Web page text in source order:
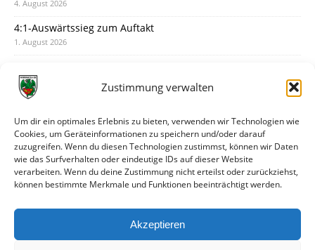
Zustimmung verwalten
Um dir ein optimales Erlebnis zu bieten, verwenden wir Technologien wie
Cookies, um Geräteinformationen zu speichern und/oder darauf
zuzugreifen. Wenn du diesen Technologien zustimmst, können wir Daten
wie das Surfverhalten oder eindeutige IDs auf dieser Website
verarbeiten. Wenn du deine Zustimmung nicht erteilst oder zurückziehst,
können bestimmte Merkmale und Funktionen beeinträchtigt werden.
Akzeptieren
4. August 2026
4:1-Auswärtssieg zum Auftakt
1. August 2026
31. Juli 2026
30. Juli 2026
Deine Spielminute: 89+1
28. Juli 2026
Neuer Rückensponsor
Neue Podcast-Folge: So tickt Björn!
27. Juli 2026